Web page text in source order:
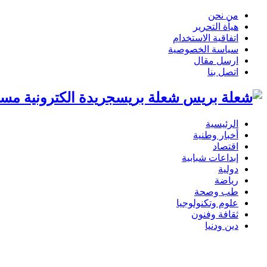
من نحن
هيأة التحرير
اتفاقية الاستخدام
سياسة الخصوصية
ارسل مقال
اتصل بنا
شعلة بريسجريدة الكترونية
الرئيسية
أخبار وطنية
اقتصاد
إبداعات شبابية
دولية
رياضة
طب وصحة
علوم وتكنولوجيا
ثقافة وفنون
دين ودنيا